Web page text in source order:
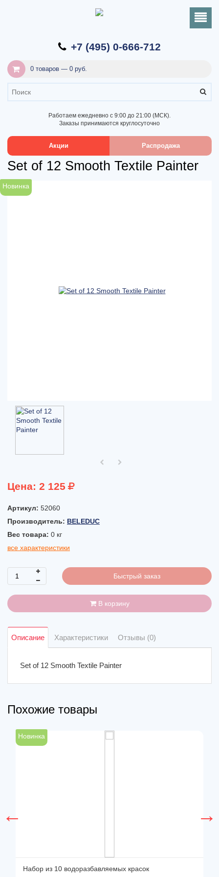
+7 (495) 0-666-712
0 товаров — 0 руб.
Работаем ежедневно с 9:00 до 21:00 (МСК).
Заказы принимаются круглосуточно
Акции Распродажа
Set of 12 Smooth Textile Painter
Новинка
Цена: 2 125
Артикул: 52060
Производитель: BELEDUC
Вес товара: 0 кг
все характеристики
Быстрый заказ
В корзину
Описание Характеристики Отзывы (0)
Set of 12 Smooth Textile Painter
Похожие товары
Новинка
Набор из 10 водоразбавляемых красок